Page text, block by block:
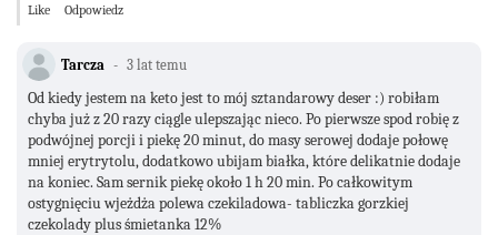
Like Odpowiedz
Tarcza 3 lat temu
Od kiedy jestem na keto jest to mój sztandarowy deser :) robiłam
chyba już z 20 razy ciągle ulepszając nieco. Po pierwsze spod robię z
podwójnej porcji i piekę 20 minut, do masy serowej dodaje połowę
mniej erytrytolu, dodatkowo ubijam białka, które delikatnie dodaje
na koniec. Sam sernik piekę około 1 h 20 min. Po całkowitym
ostygnięciu wjeżdża polewa czekiladowa- tabliczka gorzkiej
czekolady plus śmietanka 12%